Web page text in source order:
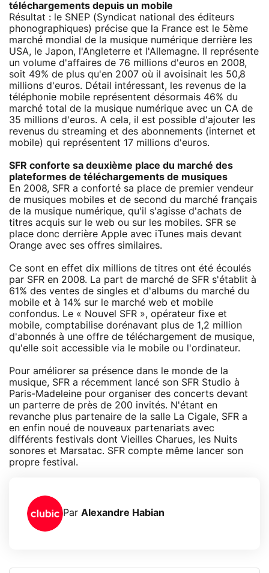
téléchargements depuis un mobile
Résultat : le SNEP (Syndicat national des éditeurs
phonographiques) précise que la France est le 5ème
marché mondial de la musique numérique derrière les
USA, le Japon, l'Angleterre et l'Allemagne. Il représente
un volume d'affaires de 76 millions d'euros en 2008,
soit 49% de plus qu'en 2007 où il avoisinait les 50,8
millions d'euros. Détail intéressant, les revenus de la
téléphonie mobile représentent désormais 46% du
marché total de la musique numérique avec un CA de
35 millions d'euros. A cela, il est possible d'ajouter les
revenus du streaming et des abonnements (internet et
mobile) qui représentent 17 millions d'euros.
SFR conforte sa deuxième place du marché des
plateformes de téléchargements de musiques
En 2008, SFR a conforté sa place de premier vendeur
de musiques mobiles et de second du marché français
de la musique numérique, qu'il s'agisse d'achats de
titres acquis sur le web ou sur les mobiles. SFR se
place donc derrière Apple avec iTunes mais devant
Orange avec ses offres similaires.
Ce sont en effet dix millions de titres ont été écoulés
par SFR en 2008. La part de marché de SFR s'établit à
61% des ventes de singles et d'albums du marché du
mobile et à 14% sur le marché web et mobile
confondus. Le « Nouvel SFR », opérateur fixe et
mobile, comptabilise dorénavant plus de 1,2 million
d'abonnés à une offre de téléchargement de musique,
qu'elle soit accessible via le mobile ou l'ordinateur.
Pour améliorer sa présence dans le monde de la
musique, SFR a récemment lancé son SFR Studio à
Paris-Madeleine pour organiser des concerts devant
un parterre de près de 200 invités. N'étant en
revanche plus partenaire de la salle La Cigale, SFR a
en enfin noué de nouveaux partenariats avec
différents festivals dont Vieilles Charues, les Nuits
sonores et Marsatac. SFR compte même lancer son
propre festival.
Par Alexandre Habian